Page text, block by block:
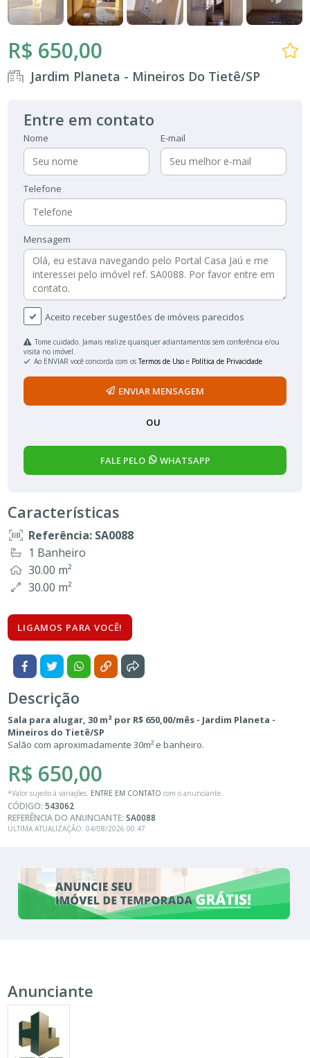
R$ 650,00
Jardim Planeta - Mineiros Do Tietê/SP
Entre em contato
Nome E-mail
Telefone
Mensagem
Aceito receber sugestões de imóveis parecidos
Tome cuidado. Jamais realize quaisquer adiantamentos sem conferência e/ou
visita no imóvel.
Ao ENVIAR você concorda com osTermos de Uso e Política de Privacidade
ENVIAR MENSAGEM
OU
FALE PELO WHATSAPP
Características
Referência: SA0088
1 Banheiro
30.00 m²
30.00 m²
LIGAMOS PARA VOCÊ!
Descrição
Sala para alugar, 30 m² por R$ 650,00/mês - Jardim Planeta -
Mineiros do Tietê/SP
Salão com aproximadamente 30m² e banheiro.
R$ 650,00
*Valor sujeito à variações. ENTRE EM CONTATO com o anunciante.
CÓDIGO:543062
REFERÊNCIA DO ANUNCIANTE:SA0088
ÚLTIMA ATUALIZAÇÃO: 04/08/2026 00:47
Anunciante